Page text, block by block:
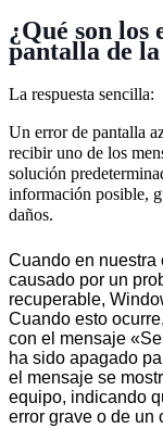
¿Qué son
pantalla de
La respuesta sencilla:
Un error de pantalla
recibir uno de los
solución
información posible,
daños.
Cuando en nuestra
causado por un
recuperable,
Cuando esto
con el mensaje
ha sido apagado
el mensaje se
equipo, indicando
error grave o de un